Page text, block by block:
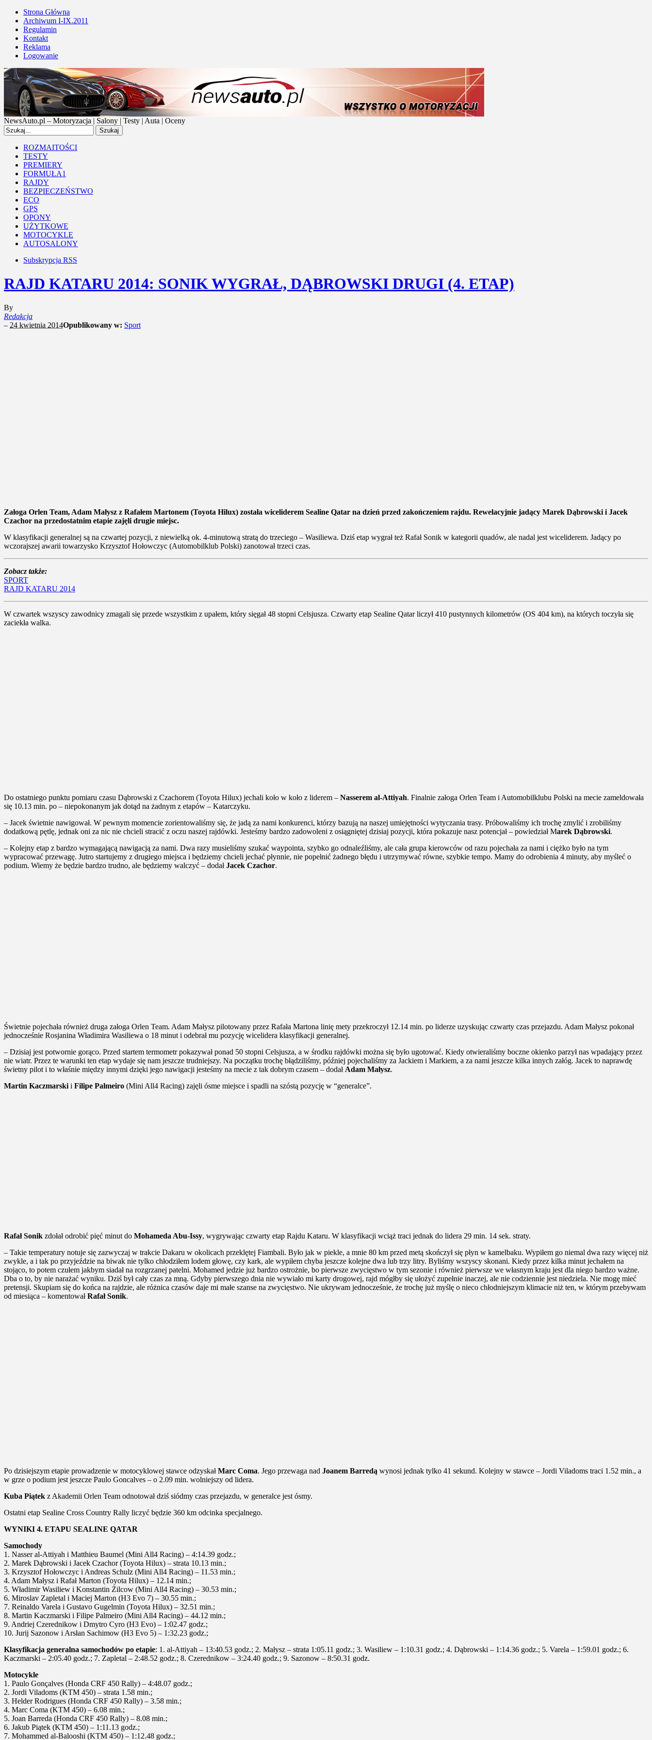
Strona Główna
Archiwum I-IX.2011
Regulamin
Kontakt
Reklama
Logowanie
NewsAuto.pl – Motoryzacja | Salony | Testy | Auta | Oceny
ROZMAITOŚCI
TESTY
PREMIERY
FORMUŁA1
RAJDY
BEZPIECZEŃSTWO
ECO
GPS
OPONY
UŻYTKOWE
MOTOCYKLE
AUTOSALONY
Subskrypcja RSS
RAJD KATARU 2014: SONIK WYGRAŁ, DĄBROWSKI DRUGI (4. ETAP)
By
Redakcja
– 24 kwietnia 2014Opublikowany w: Sport
Załoga Orlen Team, Adam Małysz z Rafałem Martonem (Toyota Hilux) została wiceliderem Sealine Qatar na dzień przed zakończeniem rajdu. Rewelacyjnie jadący Marek Dąbrowski i Jacek
Czachor na przedostatnim etapie zajęli drugie miejsc.
W klasyfikacji generalnej są na czwartej pozycji, z niewielką ok. 4-minutową stratą do trzeciego – Wasiliewa. Dziś etap wygrał też Rafał Sonik w kategorii quadów, ale nadal jest wiceliderem. Jadący po
wczorajszej awarii towarzysko Krzysztof Hołowczyc (Automobilklub Polski) zanotował trzeci czas.
Zobacz także:
SPORT
RAJD KATARU 2014
W czwartek wszyscy zawodnicy zmagali się przede wszystkim z upałem, który sięgał 48 stopni Celsjusza. Czwarty etap Sealine Qatar liczył 410 pustynnych kilometrów (OS 404 km), na których toczyła się
zaciekła walka.
Do ostatniego punktu pomiaru czasu Dąbrowski z Czachorem (Toyota Hilux) jechali koło w koło z liderem – Nasserem al-Attiyah. Finalnie załoga Orlen Team i Automobilklubu Polski na mecie zameldowała
się 10.13 min. po – niepokonanym jak dotąd na żadnym z etapów – Katarczyku.
– Jacek świetnie nawigował. W pewnym momencie zorientowaliśmy się, że jadą za nami konkurenci, którzy bazują na naszej umiejętności wytyczania trasy. Próbowaliśmy ich trochę zmylić i zrobiliśmy
dodatkową pętlę, jednak oni za nic nie chcieli stracić z oczu naszej rajdówki. Jesteśmy bardzo zadowoleni z osiągniętej dzisiaj pozycji, która pokazuje nasz potencjał – powiedział Marek Dąbrowski.
– Kolejny etap z bardzo wymagającą nawigacją za nami. Dwa razy musieliśmy szukać waypointa, szybko go odnaleźliśmy, ale cała grupa kierowców od razu pojechała za nami i ciężko było na tym
wypracować przewagę. Jutro startujemy z drugiego miejsca i będziemy chcieli jechać płynnie, nie popełnić żadnego błędu i utrzymywać równe, szybkie tempo. Mamy do odrobienia 4 minuty, aby myśleć o
podium. Wiemy że będzie bardzo trudno, ale będziemy walczyć – dodałJacek Czachor.
Świetnie pojechała również druga załoga Orlen Team. Adam Małysz pilotowany przez Rafała Martona linię mety przekroczył 12.14 min. po liderze uzyskując czwarty czas przejazdu. Adam Małysz pokonał
jednocześnie Rosjanina Władimira Wasiliewa o 18 minut i odebrał mu pozycję wicelidera klasyfikacji generalnej.
– Dzisiaj jest potwornie gorąco. Przed startem termometr pokazywał ponad 50 stopni Celsjusza, a w środku rajdówki można się było ugotować. Kiedy otwieraliśmy boczne okienko parzył nas wpadający przez
nie wiatr. Przez te warunki ten etap wydaje się nam jeszcze trudniejszy. Na początku trochę błądziliśmy, później pojechaliśmy za Jackiem i Markiem, a za nami jeszcze kilka innych załóg. Jacek to naprawdę
świetny pilot i to właśnie między innymi dzięki jego nawigacji jesteśmy na mecie z tak dobrym czasem – dodał Adam Małysz.
Martin Kaczmarski i Filipe Palmeiro (Mini All4 Racing) zajęli ósme miejsce i spadli na szóstą pozycję w “generalce”.
Rafał Sonik zdołał odrobić pięć minut do Mohameda Abu-Issy, wygrywając czwarty etap Rajdu Kataru. W klasyfikacji wciąż traci jednak do lidera 29 min. 14 sek. straty.
– Takie temperatury notuje się zazwyczaj w trakcie Dakaru w okolicach przeklętej Fiambali. Było jak w piekle, a mnie 80 km przed metą skończył się płyn w kamelbaku. Wypiłem go niemal dwa razy więcej niż
zwykle, a i tak po przyjeździe na biwak nie tylko chłodziłem lodem głowę, czy kark, ale wypiłem chyba jeszcze kolejne dwa lub trzy litry. Byliśmy wszyscy skonani. Kiedy przez kilka minut jechałem na
stojąco, to potem czułem jakbym siadał na rozgrzanej patelni. Mohamed jedzie już bardzo ostrożnie, bo pierwsze zwycięstwo w tym sezonie i również pierwsze we własnym kraju jest dla niego bardzo ważne.
Dba o to, by nie narażać wyniku. Dziś był cały czas za mną. Gdyby pierwszego dnia nie wywiało mi karty drogowej, rajd mógłby się ułożyć zupełnie inaczej, ale nie codziennie jest niedziela. Nie mogę mieć
pretensji. Skupiam się do końca na rajdzie, ale różnica czasów daje mi małe szanse na zwycięstwo. Nie ukrywam jednocześnie, że trochę już myślę o nieco chłodniejszym klimacie niż ten, w którym przebywam
od miesiąca – komentowałRafał Sonik.
Po dzisiejszym etapie prowadzenie w motocyklowej stawce odzyskałMarc Coma. Jego przewaga nad Joanem Barredą wynosi jednak tylko 41 sekund. Kolejny w stawce – Jordi Viladoms traci 1.52 min., a
w grze o podium jest jeszcze Paulo Goncalves – o 2.09 min. wolniejszy od lidera.
Kuba Piątek z Akademii Orlen Team odnotował dziś siódmy czas przejazdu, w generalce jest ósmy.
Ostatni etap Sealine Cross Country Rally liczyć będzie 360 km odcinka specjalnego.
WYNIKI 4. ETAPU SEALINE QATAR
Samochody
1. Nasser al-Attiyah i Matthieu Baumel (Mini All4 Racing) – 4:14.39 godz.;
2. Marek Dąbrowski i Jacek Czachor (Toyota Hilux) – strata 10.13 min.;
3. Krzysztof Hołowczyc i Andreas Schulz (Mini All4 Racing) – 11.53 min.;
4. Adam Małysz i Rafał Marton (Toyota Hilux) – 12.14 min.;
5. Władimir Wasiliew i Konstantin Żilcow (Mini All4 Racing) – 30.53 min.;
6. Miroslav Zapletal i Maciej Marton (H3 Evo 7) – 30.55 min.;
7. Reinaldo Varela i Gustavo Gugelmin (Toyota Hilux) – 32.51 min.;
8. Martin Kaczmarski i Filipe Palmeiro (Mini All4 Racing) – 44.12 min.;
9. Andriej Czerednikow i Dmytro Cyro (H3 Evo) – 1:02.47 godz.;
10. Jurij Sazonow i Arsłan Sachimow (H3 Evo 5) – 1:32.23 godz.;
Klasyfikacja generalna samochodów po etapie: 1. al-Attiyah – 13:40.53 godz.; 2. Małysz – strata 1:05.11 godz.; 3. Wasiliew – 1:10.31 godz.; 4. Dąbrowski – 1:14.36 godz.; 5. Varela – 1:59.01 godz.; 6.
Kaczmarski – 2:05.40 godz.; 7. Zapletal – 2:48.52 godz.; 8. Czerednikow – 3:24.40 godz.; 9. Sazonow – 8:50.31 godz.
Motocykle
1. Paulo Gonçalves (Honda CRF 450 Rally) – 4:48.07 godz.;
2. Jordi Viladoms (KTM 450) – strata 1.58 min.;
3. Helder Rodrigues (Honda CRF 450 Rally) – 3.58 min.;
4. Marc Coma (KTM 450) – 6.08 min.;
5. Joan Barreda (Honda CRF 450 Rally) – 8.08 min.;
6. Jakub Piątek (KTM 450) – 1:11.13 godz.;
7. Mohammed al-Balooshi (KTM 450) – 1:12.48 godz.;